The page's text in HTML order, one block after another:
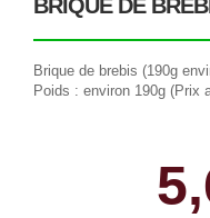
BRIQUE DE
Brique de brebis (190g
Poids : environ 190g (Prix